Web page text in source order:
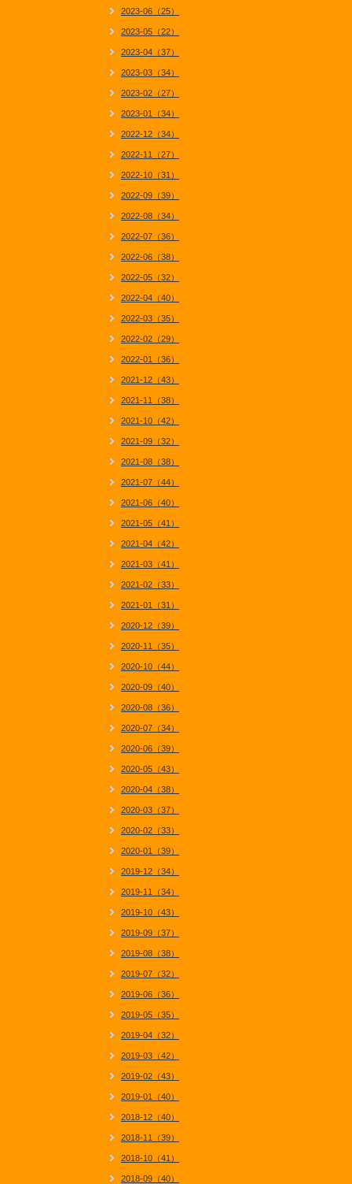
2023-06（25）
2023-05（22）
2023-04（37）
2023-03（34）
2023-02（27）
2023-01（34）
2022-12（34）
2022-11（27）
2022-10（31）
2022-09（39）
2022-08（34）
2022-07（36）
2022-06（38）
2022-05（32）
2022-04（40）
2022-03（35）
2022-02（29）
2022-01（36）
2021-12（43）
2021-11（38）
2021-10（42）
2021-09（32）
2021-08（38）
2021-07（44）
2021-06（40）
2021-05（41）
2021-04（42）
2021-03（41）
2021-02（33）
2021-01（31）
2020-12（39）
2020-11（35）
2020-10（44）
2020-09（40）
2020-08（36）
2020-07（34）
2020-06（39）
2020-05（43）
2020-04（38）
2020-03（37）
2020-02（33）
2020-01（39）
2019-12（34）
2019-11（34）
2019-10（43）
2019-09（37）
2019-08（38）
2019-07（32）
2019-06（36）
2019-05（35）
2019-04（32）
2019-03（42）
2019-02（43）
2019-01（40）
2018-12（40）
2018-11（39）
2018-10（41）
2018-09（40）